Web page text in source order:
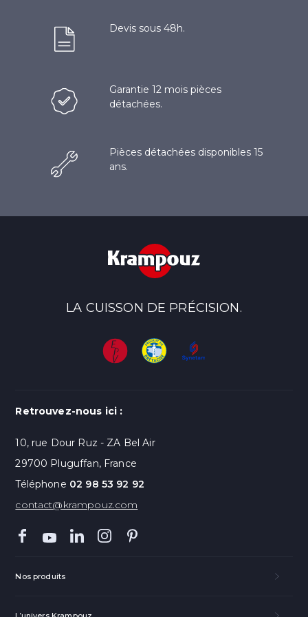
Devis sous 48h.
Garantie 12 mois pièces
détachées.
Pièces détachées disponibles 15
ans.
LA CUISSON DE PRÉCISION.
Retrouvez-nous ici :
10, rue Dour Ruz - ZA Bel Air
29700 Pluguffan, France
Téléphone 02 98 53 92 92
contact@krampouz.com
Nos produits